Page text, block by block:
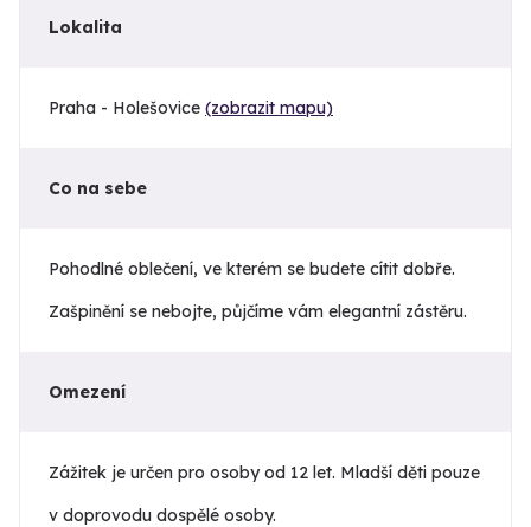
Lokalita
Praha - Holešovice (zobrazit mapu)
Co na sebe
Pohodlné oblečení, ve kterém se budete cítit dobře.
Zašpinění se nebojte, půjčíme vám elegantní zástěru.
Omezení
Zážitek je určen pro osoby od 12 let. Mladší děti pouze
v doprovodu dospělé osoby.